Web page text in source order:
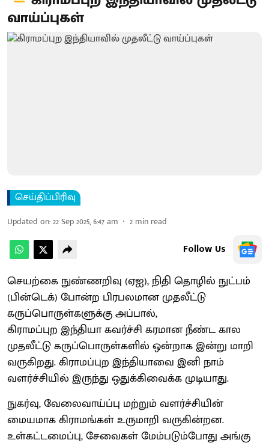
வாய்ப்புகள்
செய்திப்பிரிவு
Updated on:22 Sep 2025, 6:47 am 2 min read
Follow Us
செயற்கை நுண்ணறிவு (ஏஐ), நிதி தொழில் நுட்பம்
(பின்டெக்) போன்ற பிரபலமான முதலீட்டு
கருப்பொருள்களுக்கு அப்பால்,
கிராமப்புற இந்தியா கவர்ச்சி கரமான நீண்ட கால
முதலீட்டு கருப்பொருள்களில் ஒன்றாக இன்று மாறி
வருகிறது. கிராமப்புற இந்தியாவை இனி நாம்
வளர்ச்சியில் இருந்து ஒதுக்கிவைக்க முடியாது.
நுகர்வு, வேலைவாய்ப்பு மற்றும் வளர்ச்சியின்
மையமாக கிராமங்கள் உருமாறி வருகின்றன.
உள்கட்டமைப்பு, சேவைகள் மேம்படும்போது அங்கு